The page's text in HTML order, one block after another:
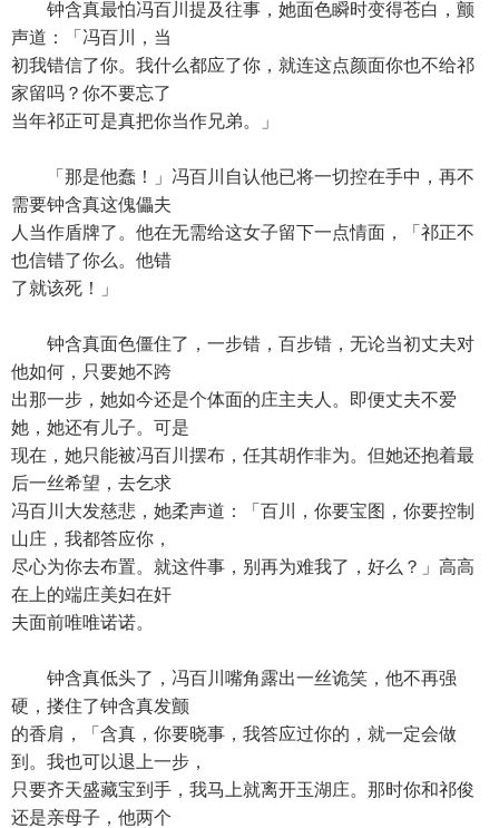
钟含真最怕冯百川提及往事，她面色瞬时变得苍白，颤
声道：「冯百川，当
初我错信了你。我什么都应了你，就连这点颜面你也不给祁
家留吗？你不要忘了
当年祁正可是真把你当作兄弟。」
「那是他蠢！」冯百川自认他已将一切控在手中，再不
需要钟含真这傀儡夫
人当作盾牌了。他在无需给这女子留下一点情面，「祁正不
也信错了你么。他错
了就该死！」
钟含真面色僵住了，一步错，百步错，无论当初丈夫对
他如何，只要她不跨
出那一步，她如今还是个体面的庄主夫人。即便丈夫不爱
她，她还有儿子。可是
现在，她只能被冯百川摆布，任其胡作非为。但她还抱着最
后一丝希望，去乞求
冯百川大发慈悲，她柔声道：「百川，你要宝图，你要控制
山庄，我都答应你，
尽心为你去布置。就这件事，别再为难我了，好么？」高高
在上的端庄美妇在奸
夫面前唯唯诺诺。
钟含真低头了，冯百川嘴角露出一丝诡笑，他不再强
硬，搂住了钟含真发颤
的香肩，「含真，你要晓事，我答应过你的，就一定会做
到。我也可以退上一步，
只要齐天盛藏宝到手，我马上就离开玉湖庄。那时你和祁俊
还是亲母子，他两个